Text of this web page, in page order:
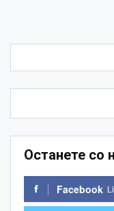
Останете со
Facebook